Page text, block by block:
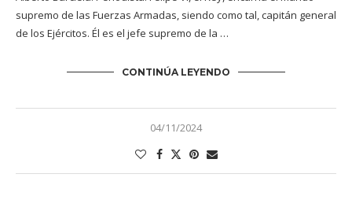
supremo de las Fuerzas Armadas, siendo como tal, capitán general
de los Ejércitos. Él es el jefe supremo de la …
CONTINÚA LEYENDO
04/11/2024